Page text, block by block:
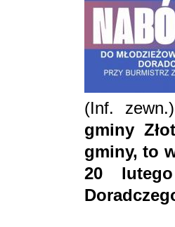
(Inf.
gminy
gminy, to
20